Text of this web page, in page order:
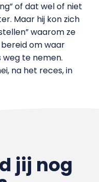
of dat wel of niet
Maar hij kon zich
waarom ze
bereid om waar
te nemen.
na het reces, in
jij nog